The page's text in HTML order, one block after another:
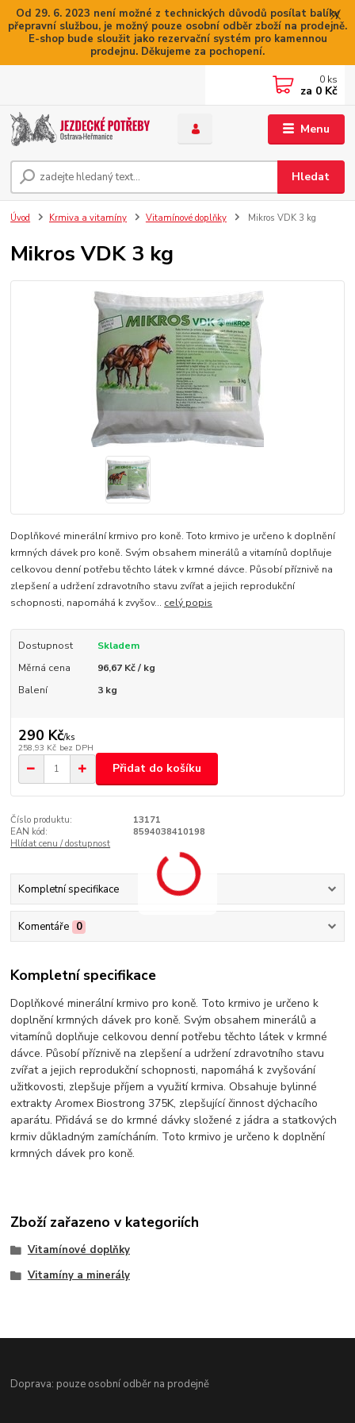
Od 29. 6. 2023 není možné z technických důvodů posílat balíky
přepravní službou, je možný pouze osobní odběr zboží na prodejně.
E-shop bude sloužit jako rezervační systém pro kamennou
prodejnu. Děkujeme za pochopení.
Menu
Hledat
0 ks
za 0 Kč
Úvod Krmiva a vitamíny Vitamínové doplňky Mikros VDK 3 kg
Mikros VDK 3 kg
Doplňkové minerální krmivo pro koně. Toto krmivo je určeno k doplnění
krmných dávek pro koně. Svým obsahem minerálů a vitamínů doplňuje
celkovou denní potřebu těchto látek v krmné dávce. Působí příznivě na
zlepšení a udržení zdravotního stavu zvířat a jejich reprodukční
schopnosti, napomáhá k zvyšov... celý popis
Dostupnost
Skladem
Měrná cena
96,67 Kč / kg
Balení
3 kg
290 Kč/ks
258,93 Kč bez DPH
Přidat do košíku
Číslo produktu:
13171
EAN kód:
8594038410198
Hlídat cenu / dostupnost
Kompletní specifikace
Komentáře 0
Kompletní specifikace
Doplňkové minerální krmivo pro koně. Toto krmivo je určeno k
doplnění krmných dávek pro koně. Svým obsahem minerálů a
vitamínů doplňuje celkovou denní potřebu těchto látek v krmné
dávce. Působí příznivě na zlepšení a udržení zdravotního stavu
zvířat a jejich reprodukční schopnosti, napomáhá k zvyšování
užitkovosti, zlepšuje příjem a využití krmiva. Obsahuje bylinné
extrakty Aromex Biostrong 375K, zlepšující činnost dýchacího
aparátu. Přidává se do krmné dávky složené z jádra a statkových
krmiv důkladným zamícháním. Toto krmivo je určeno k doplnění
krmných dávek pro koně.
Zboží zařazeno v kategoriích
Vitamínové doplňky
Vitamíny a minerály
Doprava: pouze osobní odběr na prodejně